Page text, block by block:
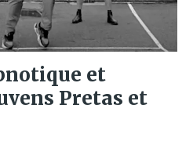
et
Pretas et